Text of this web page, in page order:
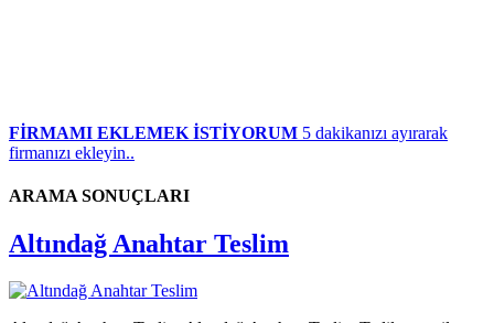
FİRMAMI EKLEMEK İSTİYORUM 5 dakikanızı ayırarak
firmanızı ekleyin..
ARAMA SONUÇLARI
Altındağ Anahtar Teslim